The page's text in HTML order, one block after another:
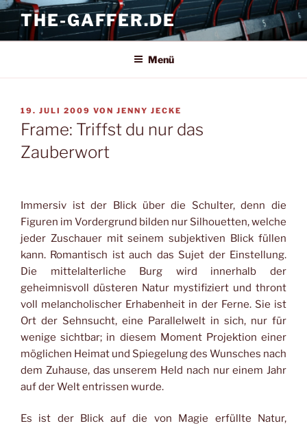
Zum
Inhalt
springen
THE-GAFFER.DE
Menü
VERÖFFENTLICHT
AM
19. JULI 2009 VON JENNY JECKE
Frame: Triffst du nur das
Zauberwort
Immersiv ist der Blick über die Schulter, denn die
Figuren im Vordergrund bilden nur Silhouetten, welche
jeder Zuschauer mit seinem subjektiven Blick füllen
kann. Romantisch ist auch das Sujet der Einstellung.
Die mittelalterliche Burg wird innerhalb der
geheimnisvoll düsteren Natur mystifiziert und thront
voll melancholischer Erhabenheit in der Ferne. Sie ist
Ort der Sehnsucht, eine Parallelwelt in sich, nur für
wenige sichtbar; in diesem Moment Projektion einer
möglichen Heimat und Spiegelung des Wunsches nach
dem Zuhause, das unserem Held nach nur einem Jahr
auf der Welt entrissen wurde.
Es ist der Blick auf die von Magie erfüllte Natur,